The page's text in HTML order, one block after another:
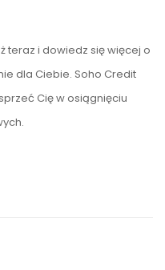
teraz i dowiedz się więcej o
dla Ciebie. Soho Credit
Cię w osiągnięciu